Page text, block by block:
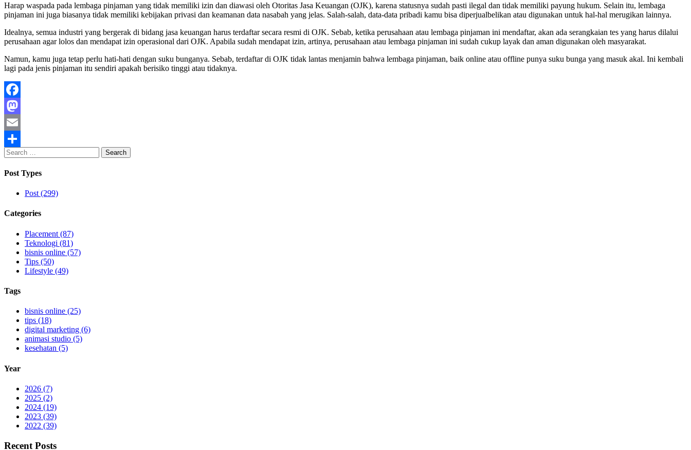
Harap waspada pada lembaga pinjaman yang tidak memiliki izin dan diawasi oleh Otoritas Jasa Keuangan (OJK), karena statusnya sudah pasti ilegal dan tidak memiliki payung hukum. Selain itu, lembaga
pinjaman ini juga biasanya tidak memiliki kebijakan privasi dan keamanan data nasabah yang jelas. Salah-salah, data-data pribadi kamu bisa diperjualbelikan atau digunakan untuk hal-hal merugikan lainnya.
Idealnya, semua industri yang bergerak di bidang jasa keuangan harus terdaftar secara resmi di OJK. Sebab, ketika perusahaan atau lembaga pinjaman ini mendaftar, akan ada serangkaian tes yang harus dilalui
perusahaan agar lolos dan mendapat izin operasional dari OJK. Apabila sudah mendapat izin, artinya, perusahaan atau lembaga pinjaman ini sudah cukup layak dan aman digunakan oleh masyarakat.
Namun, kamu juga tetap perlu hati-hati dengan suku bunganya. Sebab, terdaftar di OJK tidak lantas menjamin bahwa lembaga pinjaman, baik online atau offline punya suku bunga yang masuk akal. Ini kembali
lagi pada jenis pinjaman itu sendiri apakah berisiko tinggi atau tidaknya.
Facebook
Mastodon
Email
Share
Search
for:
Post Types
Post (299)
Categories
Placement (87)
Teknologi (81)
bisnis online (57)
Tips (50)
Lifestyle (49)
Tags
bisnis online (25)
tips (18)
digital marketing (6)
animasi studio (5)
kesehatan (5)
Year
2026 (7)
2025 (2)
2024 (19)
2023 (39)
2022 (39)
Recent Posts